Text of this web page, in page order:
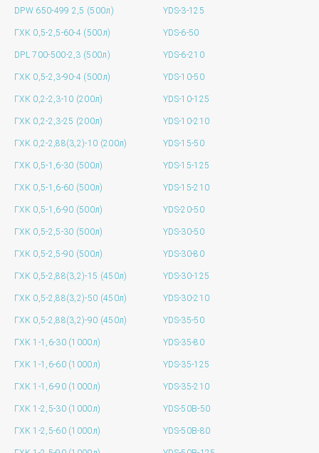
DPW 650-499 2,5 (500л)
ГХК 0,5-2,5-60-4 (500л)
DPL 700-500-2,3 (500л)
ГХК 0,5-2,3-90-4 (500л)
ГХК 0,2-2,3-10 (200л)
ГХК 0,2-2,3-25 (200л)
ГХК 0,2-2,88(3,2)-10 (200л)
ГХК 0,5-1,6-30 (500л)
ГХК 0,5-1,6-60 (500л)
ГХК 0,5-1,6-90 (500л)
ГХК 0,5-2,5-30 (500л)
ГХК 0,5-2,5-90 (500л)
ГХК 0,5-2,88(3,2)-15 (450л)
ГХК 0,5-2,88(3,2)-50 (450л)
ГХК 0,5-2,88(3,2)-90 (450л)
ГХК 1-1,6-30 (1000л)
ГХК 1-1,6-60 (1000л)
ГХК 1-1,6-90 (1000л)
ГХК 1-2,5-30 (1000л)
ГХК 1-2,5-60 (1000л)
YDS-3-125
YDS-6-50
YDS-6-210
YDS-10-50
YDS-10-125
YDS-10-210
YDS-15-50
YDS-15-125
YDS-15-210
YDS-20-50
YDS-30-50
YDS-30-80
YDS-30-125
YDS-30-210
YDS-35-50
YDS-35-80
YDS-35-125
YDS-35-210
YDS-50B-50
YDS-50B-80